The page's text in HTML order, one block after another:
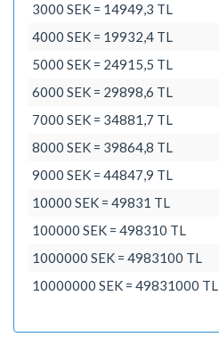
3000 SEK = 14949,3 TL
4000 SEK = 19932,4 TL
5000 SEK = 24915,5 TL
6000 SEK = 29898,6 TL
7000 SEK = 34881,7 TL
8000 SEK = 39864,8 TL
9000 SEK = 44847,9 TL
10000 SEK = 49831 TL
100000 SEK = 498310 TL
1000000 SEK = 4983100 TL
10000000 SEK = 49831000 TL